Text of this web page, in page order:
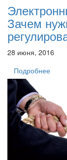
Зачем
28 июня, 2016
Подробнее